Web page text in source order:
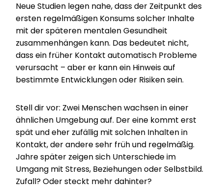
Neue Studien legen nahe, dass der Zeitpunkt des
ersten regelmäßigen Konsums solcher Inhalte
mit der späteren mentalen Gesundheit
zusammenhängen kann. Das bedeutet nicht,
dass ein früher Kontakt automatisch Probleme
verursacht – aber er kann ein Hinweis auf
bestimmte Entwicklungen oder Risiken sein.
Stell dir vor: Zwei Menschen wachsen in einer
ähnlichen Umgebung auf. Der eine kommt erst
spät und eher zufällig mit solchen Inhalten in
Kontakt, der andere sehr früh und regelmäßig.
Jahre später zeigen sich Unterschiede im
Umgang mit Stress, Beziehungen oder Selbstbild.
Zufall? Oder steckt mehr dahinter?